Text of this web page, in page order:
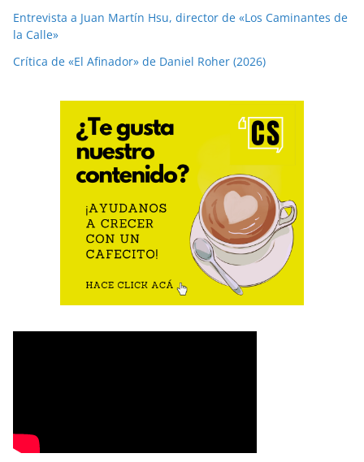
Entrevista a Juan Martín Hsu, director de «Los Caminantes de
la Calle»
Crítica de «El Afinador» de Daniel Roher (2026)